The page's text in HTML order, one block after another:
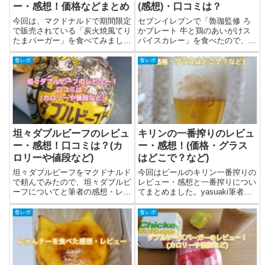
ー・感想！価格などまとめ
今回は、マクドナルドで期間限定
で販売されている「炭火焼風てり
たまバーガー」を食べてみまし
た。筆者の感想(レビュー）と価
格などをまとめています。炭火焼
肉風てりたまバーガーとは？炭火
焼肉風てりたまバーガーは、
2025年3月5日から期間限定で販
売...
(感想)・口コミは？
セブンイレブンで「魯珈監修 ろ
かプレート 牛と鶏のあいがけス
パイスカレー」を食べたので、ろ
かプレートについての情報まとめ
と、レビューを書きます。セブン
イレブンの「魯珈監修 ろかプレ
ート」とは？セブンイレブンで現
在行われているカレーフェス
で、...
食レポ
坦々ダブルビーフのレビュ
ー・感想！口コミは？(カ
ロリーや値段など)
坦々ダブルビーフをマクドナルド
で頼んでみたので、坦々ダブルビ
ーフについてと筆者の感想・レビ
ューを書きました。坦々ダブルビ
ーフって？担々ダブルビーフはマ
クドナルドで2023年2月1日から
期間限定で発売されたハンバーガ
ーです。アジアンバーガーズ...
食レポ
キリンの一番搾りのレビュ
ー・感想！(価格・グラス
はどこで？など)
今回はビールのキリン一番搾りの
レビュー・感想と一番搾りについ
てまとめました。yasuaki筆者が
自宅に常備しているビールのひと
つ。他のビールにない特徴のある
苦味が良いですよね。一番搾りっ
て？一番搾りはキリンビール株式
会社が販売するビール。1...
食レポ 食レポ